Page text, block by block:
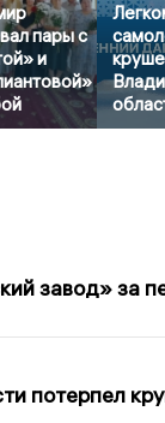
пары с
и
завод» за
потерпел